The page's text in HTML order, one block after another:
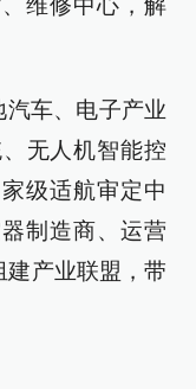
维修中心，解
汽车、电子产业
无人机智能控
级适航审定中
制造商、运营
建产业联盟，带